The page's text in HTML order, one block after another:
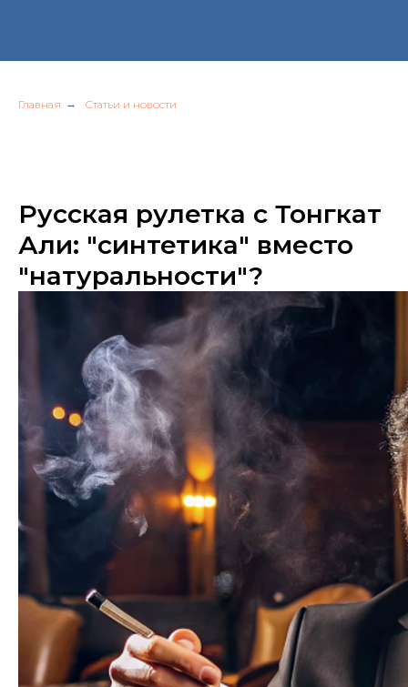
Главная → Статьи и новости
Русская рулетка с Тонгкат
Али: "синтетика" вместо
"натуральности"?